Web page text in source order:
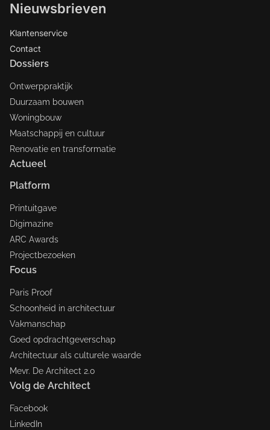
Nieuwsbrieven
Klantenservice
Contact
Dossiers
Ontwerppraktijk
Duurzaam bouwen
Woningbouw
Maatschappij en cultuur
Renovatie en transformatie
Actueel
Platform
Printuitgave
Digimazine
ARC Awards
Projectbezoeken
Focus
Paris Proof
Schoonheid in architectuur
Vakmanschap
Goed opdrachtgeverschap
Architectuur als culturele waarde
Mevr. De Architect 2.0
Volg de Architect
Facebook
LinkedIn